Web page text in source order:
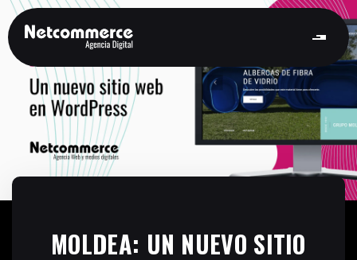
MOLDEA: UN NUEVO SITIO